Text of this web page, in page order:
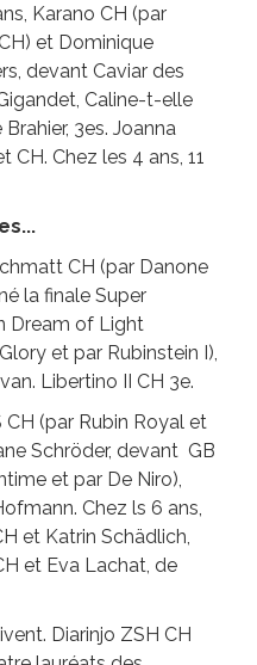
Karano CH (par
et Dominique
devant Caviar des
Caline-t-elle
3es. Joanna
Chez les 4 ans, 11
CH (par Danone
la finale Super
Dream of Light
et par Rubinstein I),
Libertino II CH 3e.
(par Rubin Royal et
Schröder, devant GB
et par De Niro),
Chez ls 6 ans,
et Katrin Schädlich,
et Eva Lachat, de
Diarinjo ZSH CH